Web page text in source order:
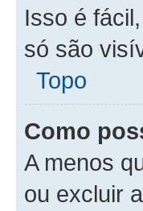
Isso é
só são
Topo
Como
A menos
ou excluir